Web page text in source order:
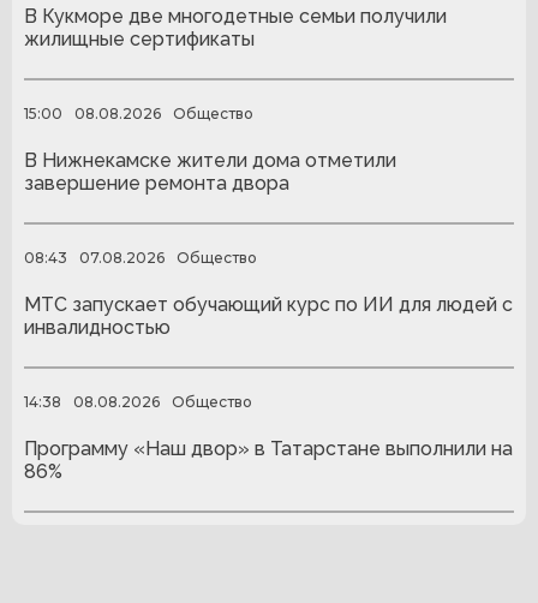
В Кукморе две многодетные семьи получили
жилищные сертификаты
15:00 08.08.2026 Общество
В Нижнекамске жители дома отметили
завершение ремонта двора
08:43 07.08.2026 Общество
МТС запускает обучающий курс по ИИ для людей с
инвалидностью
14:38 08.08.2026 Общество
Программу «Наш двор» в Татарстане выполнили на
86%